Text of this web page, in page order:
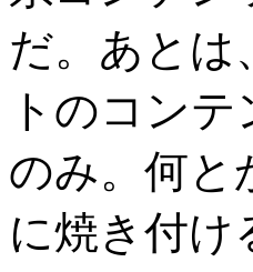
だ。あとは
トのコン
のみ。何と
に焼き付け